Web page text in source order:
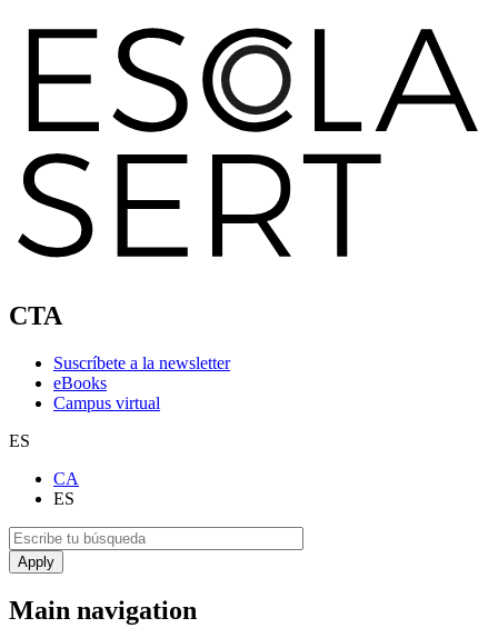
CTA
Suscríbete a la newsletter
eBooks
Campus virtual
ES
CA
ES
Main navigation